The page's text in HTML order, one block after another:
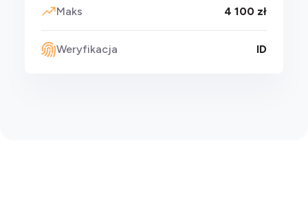
Maks 4 100 zł
Weryfikacja ID